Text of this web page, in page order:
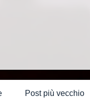
Post più vecchio